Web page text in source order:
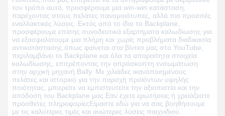
τον τρόπο αυτό, προσφέρουμε μια win-win κατάσταση,
παρέχοντας στους πελάτες πανομοιότυπες, αλλά πιο προσιτές
εναλλακτικές λύσεις.
Εκτός από το ίδιο το Backplane,
προσφέρουμε επίσης συνοδευτικά εξαρτήματα καλωδίωσης για
να εξασφαλίσουμε μια πλήρη και χωρίς προβλήματα διαδικασία
αντικατάστασης.όπως φαίνεται στα βίντεο μας στο YouTube,
περιλαμβάνει το Backplane και όλα τα απαραίτητα στοιχεία
καλωδίωσης, επιτρέποντας την απρόσκοπτη ενσωμάτωση
στην αρχική μηχανή Bally. Με χιλιάδες ικανοποιημένους
πελάτες και ιστορικό για την παροχή προϊόντων υψηλής
ποιότητας, μπορείτε να εμπιστευτείτε την αξιοπιστία και την
απόδοση του Backplane μας.Εάν έχετε ερωτήσεις ή χρειάζεστε
πρόσθετες πληροφορίεςΕίμαστε εδώ για να σας βοηθήσουμε
με τις καλύτερες τιμές και ανώτερες λύσεις παιχνιδιού.